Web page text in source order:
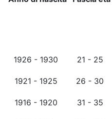
1926 - 1930 21 - 25
1921 - 1925 26 - 30
1916 - 1920 31 - 35